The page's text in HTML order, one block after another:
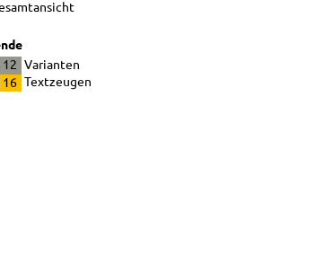
12
Varianten
16 Textzeugen